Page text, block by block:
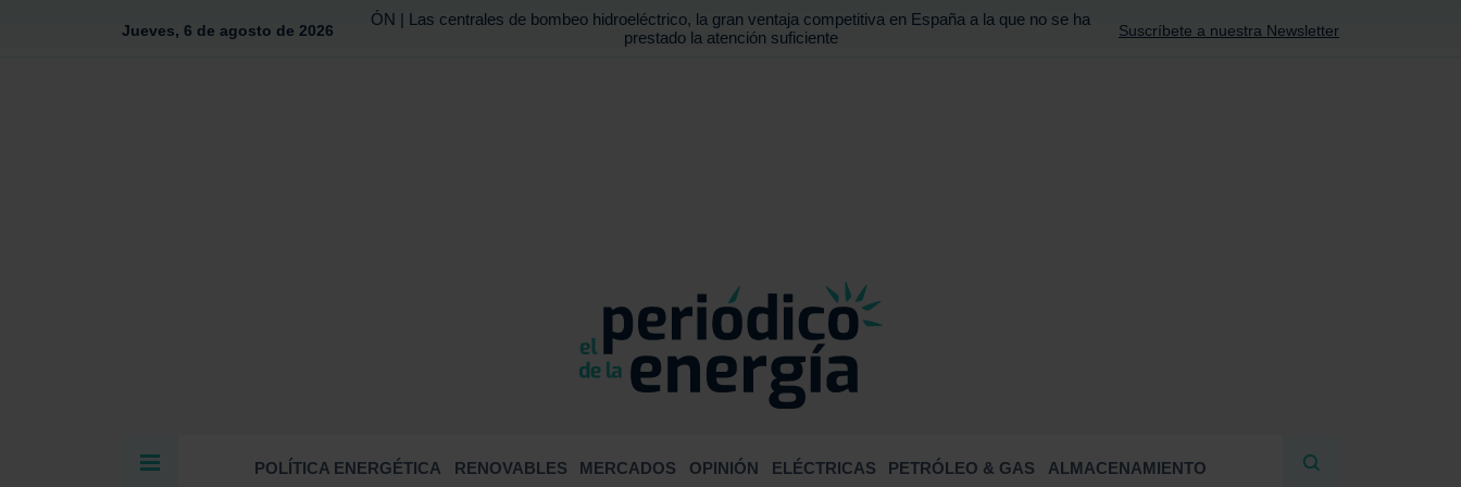
Jueves, 6 de agosto de 2026
ÓN | Las centrales de bombeo hidroeléctrico, la gran ventaja competitiva en España a la que no se ha
prestado la atención suficiente
Suscríbete a nuestra Newsletter
POLÍTICA ENERGÉTICA RENOVABLES MERCADOS OPINIÓN ELÉCTRICAS PETRÓLEO & GAS ALMACENAMIENTO
BUSCAR